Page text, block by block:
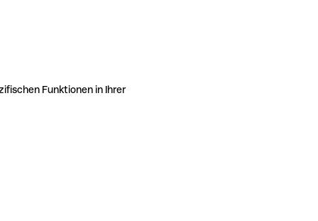
Funktionen in Ihrer